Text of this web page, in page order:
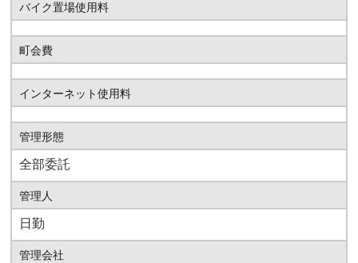
バイク置場使用料
町会費
インターネット使用料
管理形態
全部委託
管理人
日勤
管理会社